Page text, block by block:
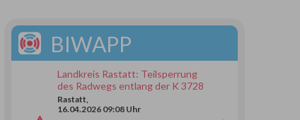
BIWAPP
Landkreis Rastatt: Teilsperrung
des Radwegs entlang der K 3728
Rastatt,
16.04.2026 09:08 Uhr